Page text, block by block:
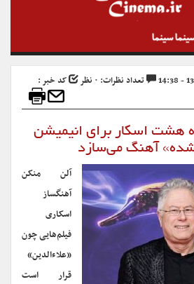
تعداد نظرات: ۰ نظر
کد خبر :
هشت اسکار برای انیمیشن
آهنگ می‌سازد
آلن منکن
آهنگساز
اسکاری
فیلم‌هایی چون
«علاءالدین»
قرار است